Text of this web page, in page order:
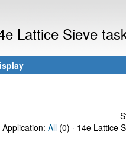
Lattice Sieve
Application: All (0) · 14e Lattice